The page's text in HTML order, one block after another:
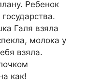
Ребенок
Галя взяла
молока у
взяла.
как!